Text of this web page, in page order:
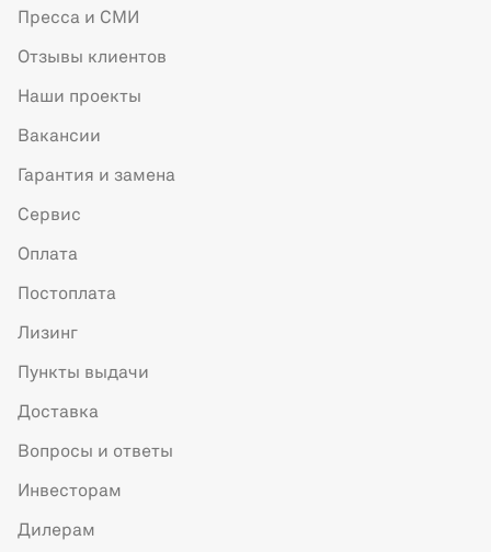
Пресса и СМИ
Отзывы клиентов
Наши проекты
Вакансии
Гарантия и замена
Сервис
Оплата
Постоплата
Лизинг
Пункты выдачи
Доставка
Вопросы и ответы
Инвесторам
Дилерам